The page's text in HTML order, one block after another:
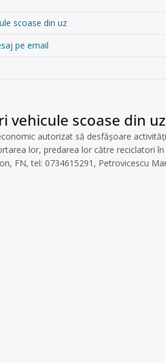
scoase din uz
pe email
vehicule scoase din
autorizat să desfăşoare
lor, predarea lor către reciclatori
FN, tel: 0734615291, Petrovicescu